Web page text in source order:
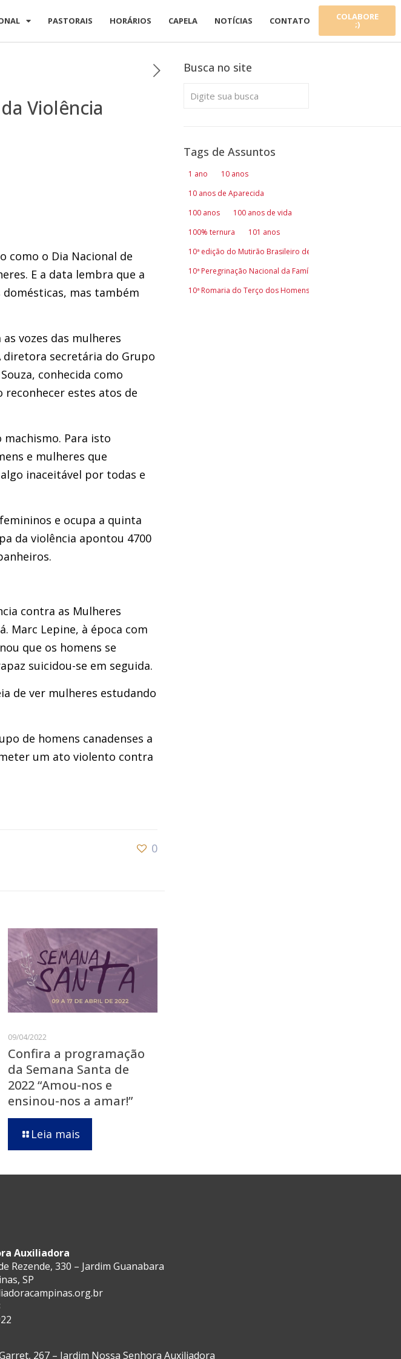
PASTORAIS HORÁRIOS CAPELA NOTÍCIAS CONTATO COLABORE
;)
Violência
como o Dia Nacional de
E a data lembra que a
domésticas, mas também
vozes das mulheres
diretora secretária do Grupo
conhecida como
estes atos de
machismo. Para isto
e mulheres que
inaceitável por todas e
e ocupa a quinta
da violência apontou 4700
contra as Mulheres
Marc Lepine, à época com
que os homens se
suicidou-se em seguida.
de ver mulheres estudando
de homens canadenses a
um ato violento contra
0
09/04/2022
Confira a programação
da Semana Santa de
2022 “Amou-nos e
ensinou-nos a amar!”
Leia mais
Busca no site
Tags de Assuntos
1 ano
10 anos
10 anos de Aparecida
100 anos
100 anos de vida
100% ternura
101 anos
10ª edição do Mutirão Brasileiro de Comunicação
10ª Peregrinação Nacional da Família
10ª Romaria do Terço dos Homens
Auxiliadora
Rezende, 330 – Jardim Guanabara
SP
267 – Jardim Nossa Senhora Auxiliadora